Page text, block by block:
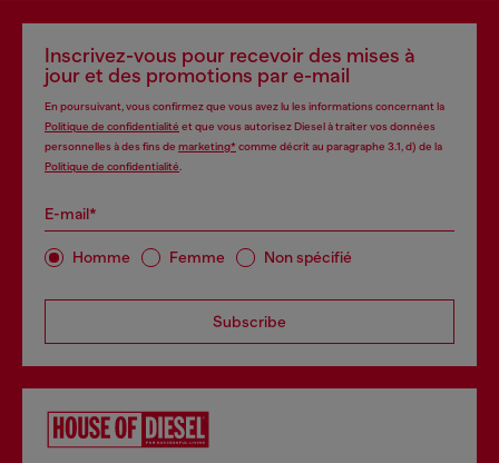
Inscrivez-vous pour recevoir des mises à
jour et des promotions par e-mail
En poursuivant, vous confirmez que vous avez lu les informations concernant la
Politique de confidentialité et que vous autorisez Diesel à traiter vos données
personnelles à des fins de marketing*comme décrit au paragraphe 3.1, d) de la
Politique de confidentialité
E-mail*
Homme Femme Non spécifié
Subscribe